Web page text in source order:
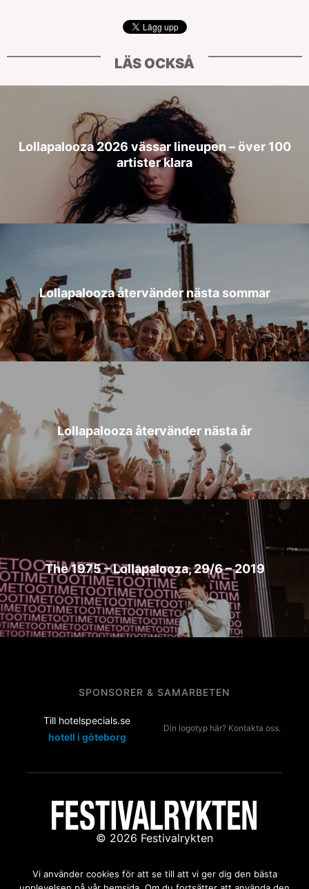
LÄS OCKSÅ
Lollapalooza 2026 vässar lineupen – över 100
artister klara
Lollapalooza återvänder nästa sommar
Lollapalooza återvänder nästa år
The 1975 – Lollapalooza, 29/6 – 2019
SPONSORER & SAMARBETEN
Till hotelspecials.se
hotell i göteborg
Din logotyp här? Kontakta oss.
© 2026 Festivalrykten
Kontakta oss:redaktion@festivalrykten.se
Vi använder cookies för att se till att vi ger dig den bästa